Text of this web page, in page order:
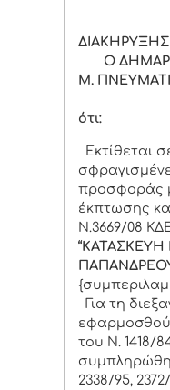
ΔΙΑΚΗΡΥΞΗΣ
Ο
Μ.
ότι:
Εκτίθεται
προσφοράς
έκπτωσης
Ν.3669/08
“ΚΑΤΑΣΚΕΥΗ
Για τη
του Ν. 1418/
2338/95,